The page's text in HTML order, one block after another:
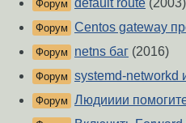
Форум default route (2003)
Форум Centos gateway
Форум netns баг (2016)
Форум systemd-networkd
Форум Людииии